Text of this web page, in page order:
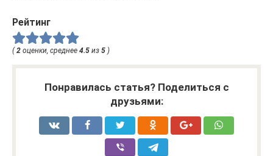
Рейтинг
( 2 оценки, среднее 4.5 из 5 )
Понравилась статья? Поделиться с
друзьями: